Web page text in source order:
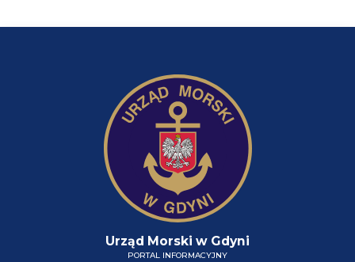
Urząd Morski w Gdyni
PORTAL INFORMACYJNY